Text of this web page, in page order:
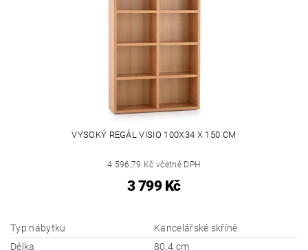
VYSOKÝ REGÁL VISIO 100X34 X 150 CM
4 596,79 Kč včetně DPH
3 799 Kč
Typ nábytku
Kancelářské skříně
Délka
80,4 cm